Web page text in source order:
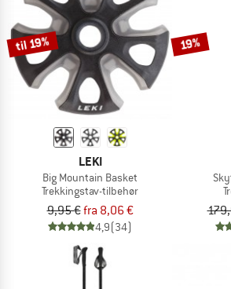
til 19%
LEKI
Big Mountain Basket
Trekkingstav-tilbehør
9,95 €fra 8,06 €
4,9(34)
19%